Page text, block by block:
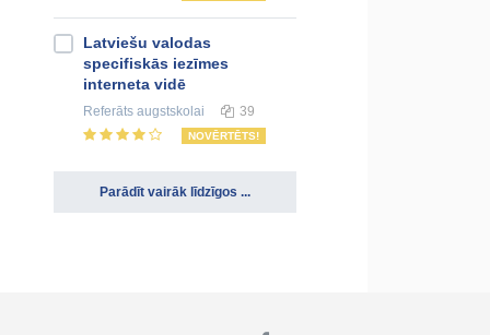
Latviešu valodas
specifiskās iezīmes
interneta vidē
Referāts augstskolai 39
NOVĒRTĒTS!
Parādīt vairāk līdzīgos ...